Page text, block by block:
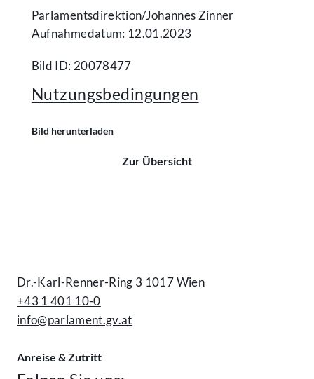
Parlamentsdirektion/​Johannes Zinner
Aufnahmedatum: 12.01.2023
Bild ID: 20078477
Nutzungsbedingungen
Bild herunterladen
Zur Übersicht
Dr.-Karl-Renner-Ring 3 1017 Wien
+43 1 401 10-0
info@parlament.gv.at
Anreise & Zutritt